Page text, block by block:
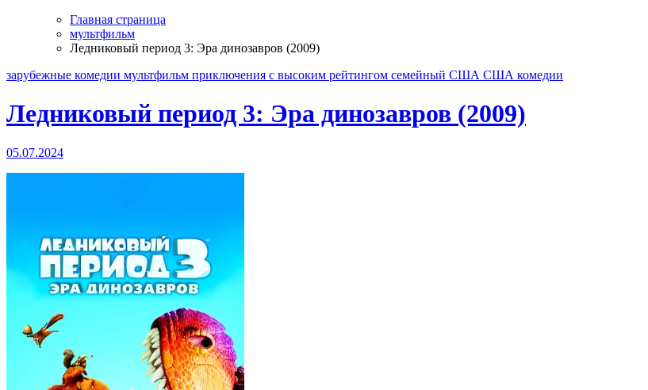
Главная страница
мультфильм
Ледниковый период 3: Эра динозавров (2009)
зарубежные комедии мультфильм приключения с высоким рейтингом семейный США США комедии
Ледниковый период 3: Эра динозавров (2009)
05.07.2024